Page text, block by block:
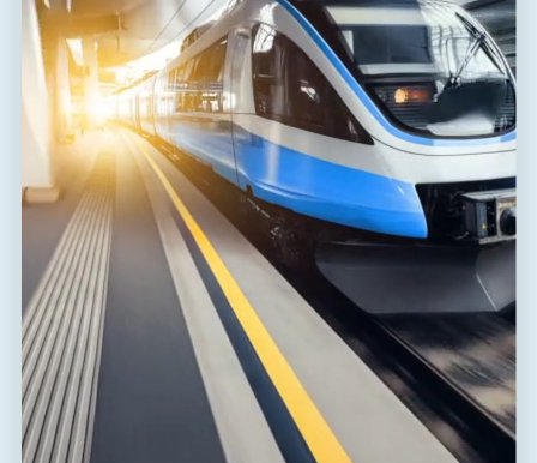
LIES DIE NACHRICHTEN